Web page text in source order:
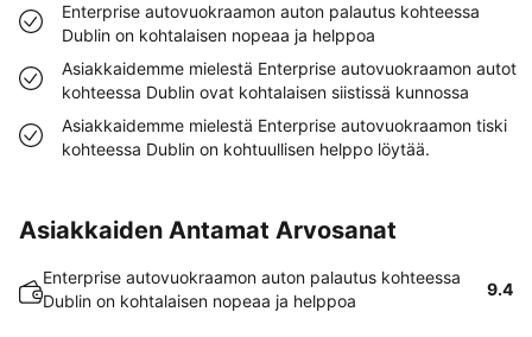
Enterprise autovuokraamon auton palautus kohteessa
Dublin on kohtalaisen nopeaa ja helppoa
Asiakkaidemme mielestä Enterprise autovuokraamon autot
kohteessa Dublin ovat kohtalaisen siistissä kunnossa
Asiakkaidemme mielestä Enterprise autovuokraamon tiski
kohteessa Dublin on kohtuullisen helppo löytää.
Asiakkaiden Antamat Arvosanat
Enterprise autovuokraamon auton palautus kohteessa
Dublin on kohtalaisen nopeaa ja helppoa
9.4